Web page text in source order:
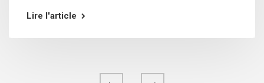
Lire l'article